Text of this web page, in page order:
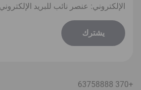
الإلكتروني: عنصر نائب للبريد
+370 63758888